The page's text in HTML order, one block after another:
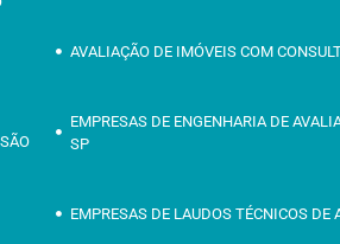
AVALIAÇÃO DE IMÓVEIS COM
EMPRESAS DE ENGENHARIA DE
SP
EMPRESAS DE LAUDOS TÉCNICOS DE